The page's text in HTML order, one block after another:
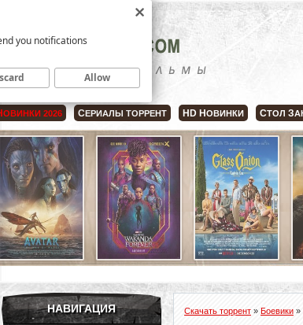
ОВИНКИ 2026 СЕРИАЛЫ ТОРРЕНТ HD НОВИНКИ СТОЛ З
НАВИГАЦИЯ Скачать торрент » Боевики »
you notifications
Allow